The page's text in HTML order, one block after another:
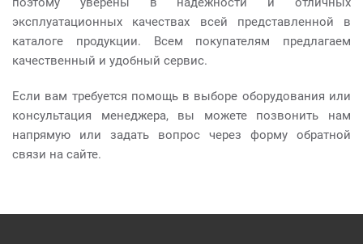
эксплуатационных качествах всей представленной в
каталоге продукции. Всем покупателям предлагаем
качественный и удобный сервис.
Если вам требуется помощь в выборе оборудования или
консультация менеджера, вы можете позвонить нам
напрямую или задать вопрос через форму обратной
связи на сайте.